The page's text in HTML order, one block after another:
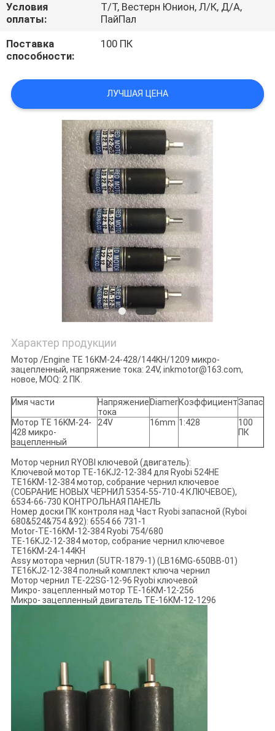
Условия
оплаты:
Т/Т, Вестерн Юнион, Л/К, Д/А,
ПайПал
Поставка
способности:
100 ПК
ЛУЧШАЯ ЦЕНА
Характер продукции
Мотор /Engine TE 16KM-24-428/144KH/1209 микро-
зацепленный, напряжение тока: 24V, inkmotor@163.com,
новое, MOQ: 2 ПК.
Имя части
Напряжение
тока
DiamerКоэффициентЗапас
Мотор TE 16KM-24-
428 микро-
зацепленный
24V 16mm 1:428
100
ПК
Мотор чернил RYOBI ключевой (двигатель):
Ключевой мотор TE-16KJ2-12-384 для Ryobi 524HE
TE16KM-12-384 мотор, собрание чернил ключевое
(СОБРАНИЕ НОВЫХ ЧЕРНИЛ 5354-55-710-4 КЛЮЧЕВОЕ),
6534-66-730 КОНТРОЛЬНАЯ ПАНЕЛЬ
Номер доски ПК контроля над Част Ryobi запасной (Ryboi
680&524&754 &92): 6554 66 731-1
Motor-TE-16KM-12-384 Ryobi 754/680
TE-16KJ2-12-384 мотор, собрание чернил ключевое
TE16KM-24-144KH
Assy мотора чернил (5UTR-1879-1) (LB16MG-650BB-01)
TE16KJ2-12-384 полный комплект ключа чернил
Мотор чернил TE-22SG-12-96 Ryobi ключевой
Микро- зацепленный мотор TE-16KM-12-256
Микро- зацепленный двигатель TE-16KM-12-1296